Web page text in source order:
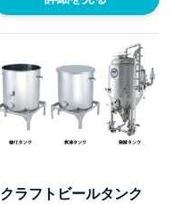
クラフトビールタンク